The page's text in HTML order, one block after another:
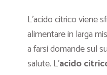
L’acido citrico viene
alimentare in larga
a farsi domande sul
salute. L’acido